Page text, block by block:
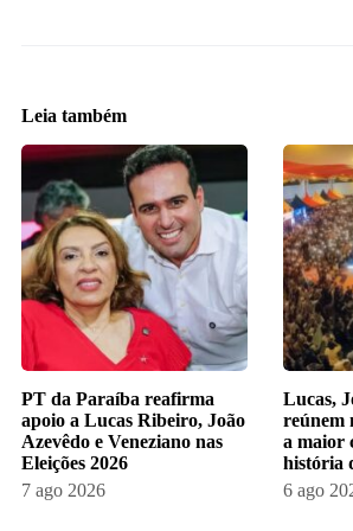
Leia também
PT da Paraíba reafirma
apoio a Lucas Ribeiro, João
Azevêdo e Veneziano nas
Eleições 2026
7 ago 2026
Lucas,
reúnem
a maior
história
6 ago